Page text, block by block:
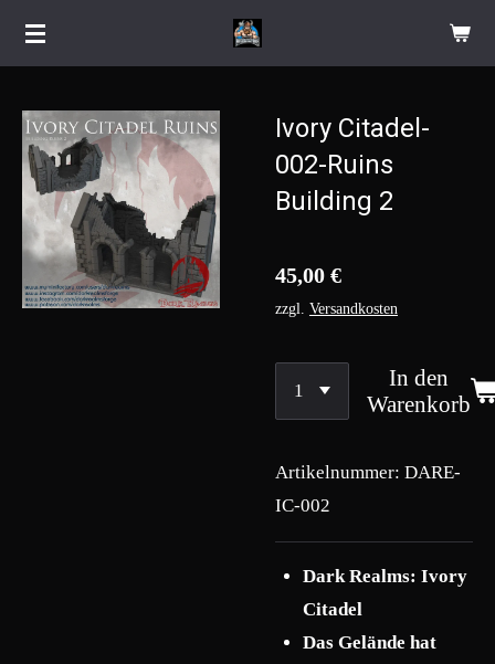
Zum
Ivory Citadel-
002-Ruins
Building 2
45,00 €
zzgl. Versandkosten
In den
Warenkorb
Artikelnummer: DARE-
IC-002
Dark Realms: Ivory
Citadel
Das Gelände hat